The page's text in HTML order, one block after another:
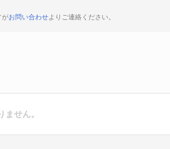
がお問い合わせよりご連絡ください。
せん。